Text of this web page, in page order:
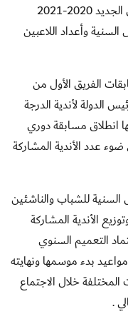
وناقش الاجتماع تحضيرات الموسم الكروي الجديد 2020-2021
وأعداد اللاعبين
الفريق الأول من
الدولة لأندية الدرجة
، يعقبها انطلاق مسابقة دوري
عدد الأندية المشاركة
للشباب والناشئين
الأندية المشاركة
التعميم السنوي
بدء موسمها ونهايته
خلال الاجتماع
.